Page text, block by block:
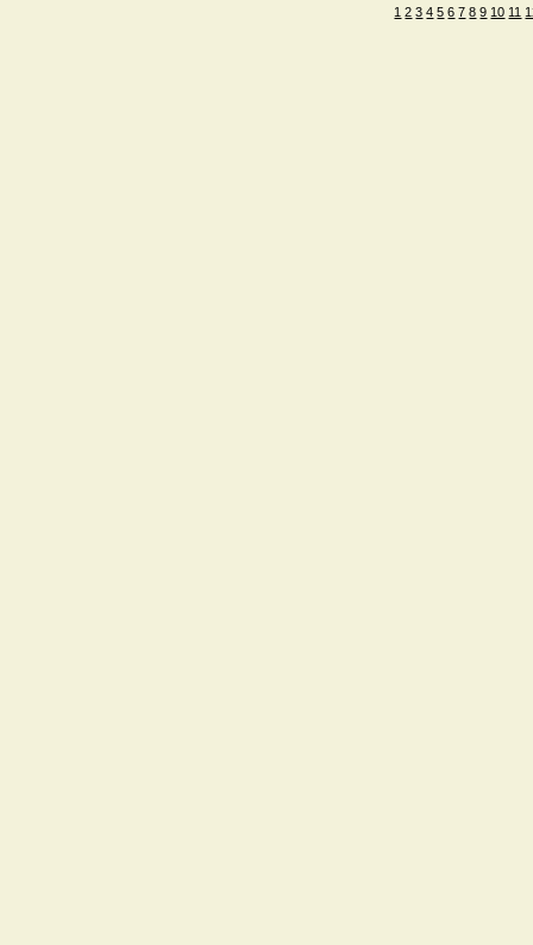
1 2 3 4 5 6 7 8 9 10 11